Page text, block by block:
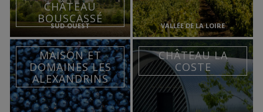
CHÂTEAU
BOUSCASSÉ
SUD-OUEST VALLÉE DE LA LOIRE
MAISON ET
DOMAINES LES
ALEXANDRINS
CHÂTEAU LA
COSTE